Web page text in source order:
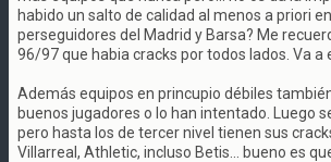
habido un salto de calidad al menos a priori
perseguidores del Madrid y Barsa? Me
96/97 que habia cracks por todos lados. Va a
Además equipos en princupio débiles
buenos jugadores o lo han intentado. Luego
pero hasta los de tercer nivel tienen sus
Villarreal, Athletic, incluso Betis... bueno es